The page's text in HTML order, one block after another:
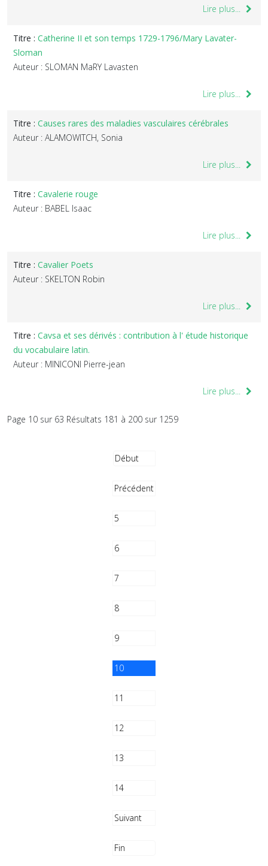
Lire plus...
Titre : Catherine II et son temps 1729-1796/Mary Lavater-
Sloman
Auteur : SLOMAN MaRY Lavasten
Lire plus...
Titre : Causes rares des maladies vasculaires cérébrales
Auteur : ALAMOWITCH, Sonia
Lire plus...
Titre : Cavalerie rouge
Auteur : BABEL Isaac
Lire plus...
Titre : Cavalier Poets
Auteur : SKELTON Robin
Lire plus...
Titre : Cavsa et ses dérivés : contribution à l' étude historique
du vocabulaire latin.
Auteur : MINICONI Pierre-jean
Lire plus...
Page 10 sur 63 Résultats 181 à 200 sur 1259
Début
Précédent
5
6
7
8
9
10
11
12
13
14
Suivant
Fin